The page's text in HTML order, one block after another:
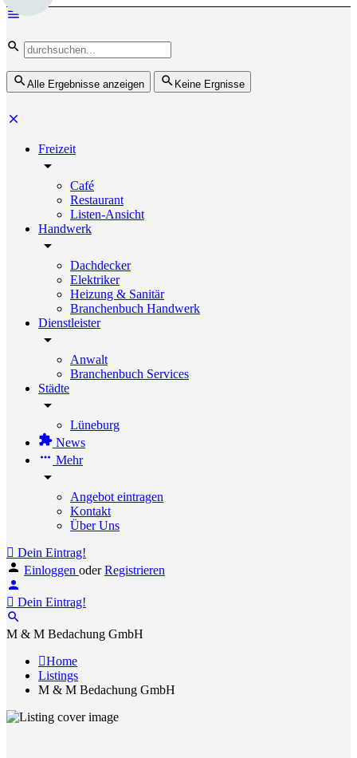
Alle Ergebnisse anzeigen Keine Ergnisse
Freizeit
Café
Restaurant
Listen-Ansicht
Handwerk
Dachdecker
Elektriker
Heizung & Sanitär
Branchenbuch Handwerk
Dienstleister
Anwalt
Branchenbuch Services
Städte
Lüneburg
News
Mehr
Angebot eintragen
Kontakt
Über Uns
Dein Eintrag!
Einloggen oder Registrieren
Dein Eintrag!
M & M Bedachung GmbH
Home
Listings
M & M Bedachung GmbH